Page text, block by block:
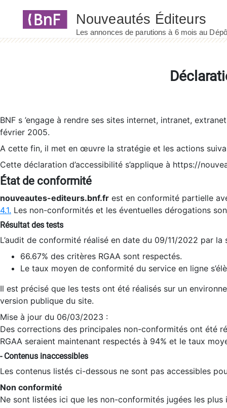
BNF s ’engage à rendre ses sites internet, intranet,
février 2005.
A cette fin, il met en œuvre la stratégie et les actions
Cette déclaration d’accessibilité s’applique à https://
État de conformité
nouveautes-editeurs.bnf.fr est en conformité partielle
4.1. Les non-conformités et les éventuelles dérogations
Résultat des tests
L’audit de conformité réalisé en date du 09/11/2022 par
66.67% des critères RGAA sont respectés.
Le taux moyen de conformité du service en ligne
Il est précisé que les tests ont été réalisés sur un
version publique du site.
Mise à jour du 06/03/2023 :
Des corrections des principales non-conformités ont été
RGAA seraient maintenant respectés à 94% et le taux
- Contenus inaccessibles
Les contenus listés ci-dessous ne sont pas accessibles
Non conformité
Ne sont listées ici que les non-conformités jugées les